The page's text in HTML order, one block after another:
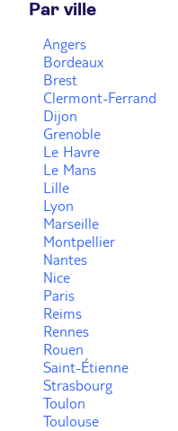
Par ville
Angers
Bordeaux
Brest
Clermont-Ferrand
Dijon
Grenoble
Le Havre
Le Mans
Lille
Lyon
Marseille
Montpellier
Nantes
Nice
Paris
Reims
Rennes
Rouen
Saint-Étienne
Strasbourg
Toulon
Toulouse